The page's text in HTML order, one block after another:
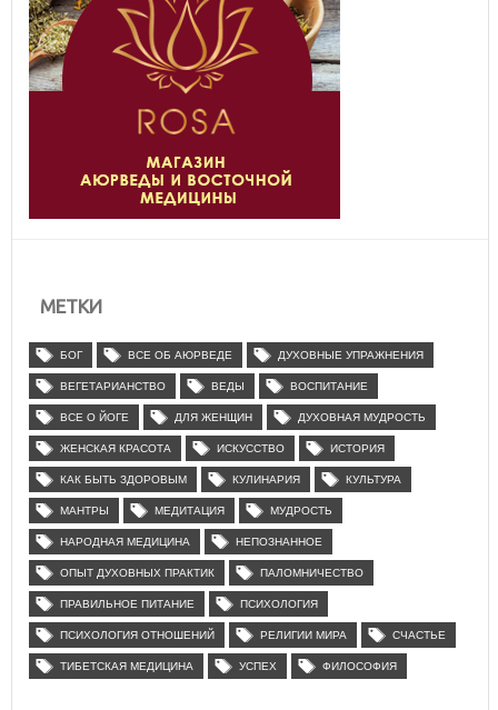
МЕТКИ
БОГ ВСЕ ОБ АЮРВЕДЕ ДУХОВНЫЕ УПРАЖНЕНИЯ
ВЕГЕТАРИАНСТВО ВЕДЫ ВОСПИТАНИЕ
ВСЕ О ЙОГЕ ДЛЯ ЖЕНЩИН ДУХОВНАЯ МУДРОСТЬ
ЖЕНСКАЯ КРАСОТА ИСКУССТВО ИСТОРИЯ
КАК БЫТЬ ЗДОРОВЫМ КУЛИНАРИЯ КУЛЬТУРА
МАНТРЫ МЕДИТАЦИЯ МУДРОСТЬ
НАРОДНАЯ МЕДИЦИНА НЕПОЗНАННОЕ
ОПЫТ ДУХОВНЫХ ПРАКТИК ПАЛОМНИЧЕСТВО
ПРАВИЛЬНОЕ ПИТАНИЕ ПСИХОЛОГИЯ
ПСИХОЛОГИЯ ОТНОШЕНИЙ РЕЛИГИИ МИРА СЧАСТЬЕ
ТИБЕТСКАЯ МЕДИЦИНА УСПЕХ ФИЛОСОФИЯ